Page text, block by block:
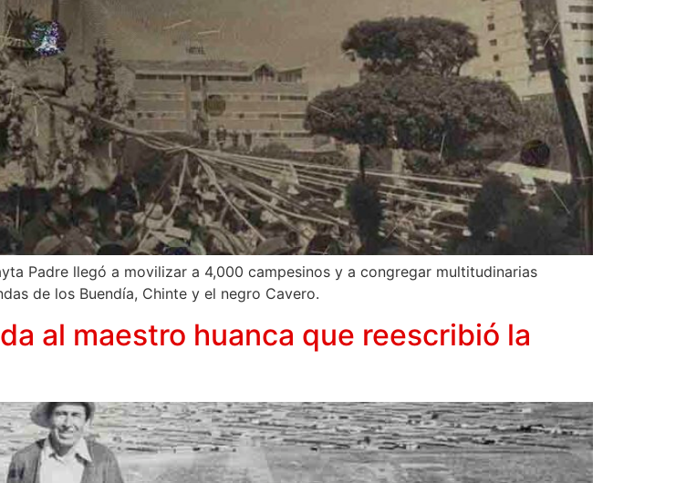
Padre llegó a movilizar a 4,000 campesinos y a congregar multitudinarias
de los Buendía, Chinte y el negro Cavero.
al maestro huanca que reescribió la